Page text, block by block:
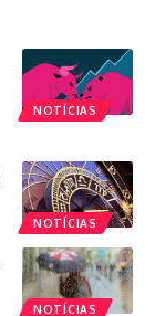
NOTÍCIAS
NOTÍCIAS
NOTÍCIAS